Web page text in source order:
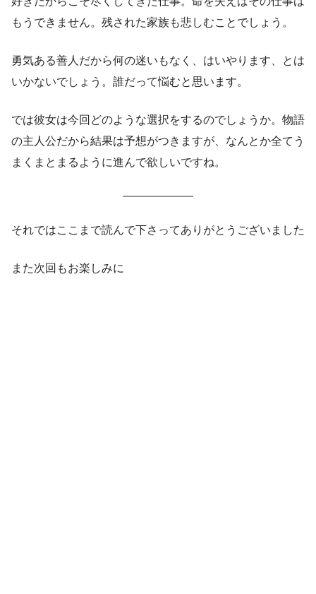
もうできません。残された家族も悲しむことでしょう。
勇気ある善人だから何の迷いもなく、はいやります、とは
いかないでしょう。誰だって悩むと思います。
では彼女は今回どのような選択をするのでしょうか。物語
の主人公だから結果は予想がつきますが、なんとか全てう
まくまとまるように進んで欲しいですね。
それではここまで読んで下さってありがとうございました
また次回もお楽しみに